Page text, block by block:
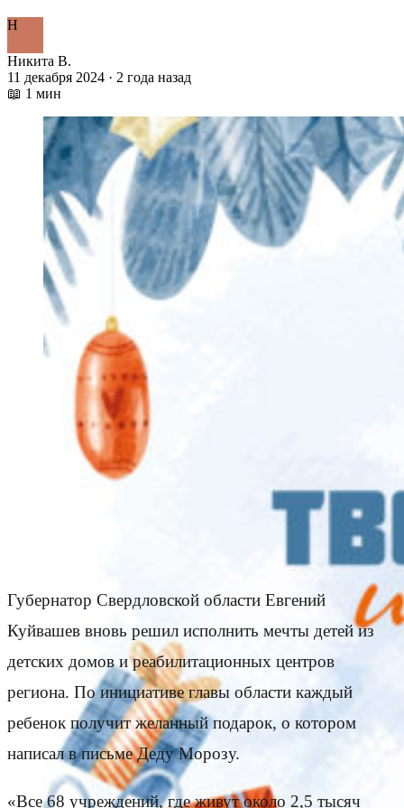
Н
Никита В.
11 декабря 2024 · 2 года назад
📖 1 мин
Губернатор Свердловской области Евгений
Куйвашев вновь решил исполнить мечты детей из
детских домов и реабилитационных центров
региона. По инициативе главы области каждый
ребенок получит желанный подарок, о котором
написал в письме Деду Морозу.
«Все 68 учреждений, где живут около 2,5 тысяч